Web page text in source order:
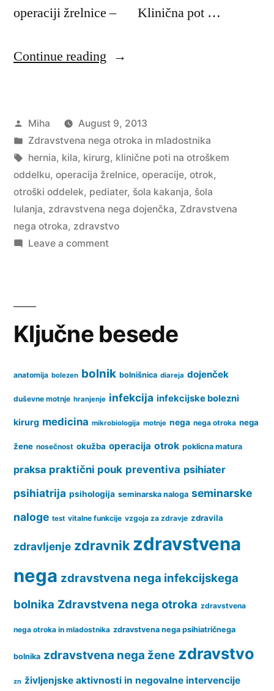
operaciji žrelnice – Klinična pot …
Continue reading “Klinične
otroškem
oddelku”
Posted
by
Miha
August 9, 2013
Posted
in
Zdravstvena nega otroka in mladostnika
Tags:
hernia, kila, kirurg, klinične poti na otroškem
oddelku, operacija žrelnice, operacije, otrok,
otroški oddelek, pediater, šola kakanja, šola
lulanja, zdravstvena nega dojenčka, Zdravstvena
nega otroka, zdravstvo
Leave a commenton
oddelku
Ključne besede
anatomija bolezen bolnik bolnišnica diareja dojenček
duševne motnje hranjenje infekcija infekcijske bolezni
kirurg medicina mikrobiologija motnje nega nega otroka nega
žene nosečnost okužba operacija otrok poklicna matura
praksa praktični pouk preventiva psihiater
psihiatrija psihologija seminarska naloga seminarske
naloge test vitalne funkcije vzgoja za zdravje zdravila
zdravljenje zdravnik zdravstvena
nega zdravstvena nega infekcijskega
bolnika Zdravstvena nega otroka zdravstvena
nega otroka in mladostnika zdravstvena nega psihiatričnega
bolnika zdravstvena nega žene zdravstvo
zn življenjske aktivnosti in negovalne intervencije